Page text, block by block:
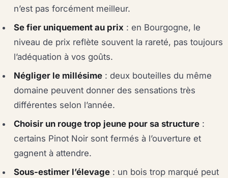
n’est pas forcément meilleur.
Se fier uniquement au prix : en Bourgogne, le
niveau de prix reflète souvent la rareté, pas toujours
l’adéquation à vos goûts.
Négliger le millésime : deux bouteilles du même
domaine peuvent donner des sensations très
différentes selon l’année.
Choisir un rouge trop jeune pour sa structure :
certains Pinot Noir sont fermés à l’ouverture et
gagnent à attendre.
Sous-estimer l’élevage : un bois trop marqué peut